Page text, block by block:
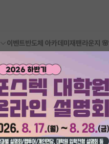
이벤트반도체 아카데미 재팬라운지 🌸